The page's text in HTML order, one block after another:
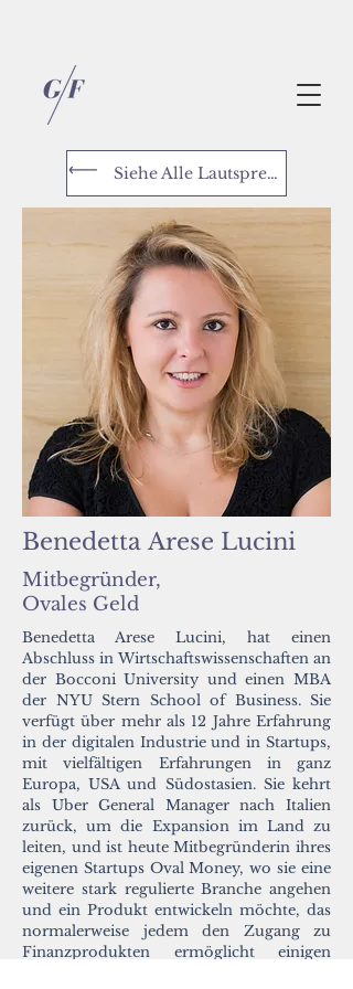
Benedetta Arese Lucini
Mitbegründer,
Ovales Geld
Benedetta Arese Lucini, hat einen
Abschluss in Wirtschaftswissenschaften an
der Bocconi University und einen MBA
der NYU Stern School of Business. Sie
verfügt über mehr als 12 Jahre Erfahrung
in der digitalen Industrie und in Startups,
mit vielfältigen Erfahrungen in ganz
Europa, USA und Südostasien. Sie kehrt
als Uber General Manager nach Italien
zurück, um die Expansion im Land zu
leiten, und ist heute Mitbegründerin ihres
eigenen Startups Oval Money, wo sie eine
weitere stark regulierte Branche angehen
und ein Produkt entwickeln möchte, das
normalerweise jedem den Zugang zu
Finanzprodukten ermöglicht einigen
Siehe Alle Lautsprecher